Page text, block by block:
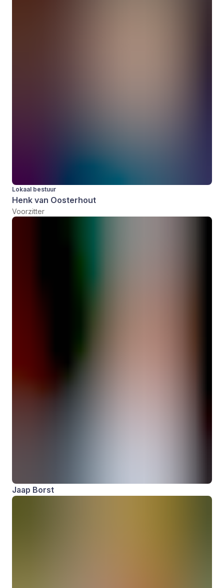
Lokaal bestuur
Henk van Oosterhout
Voorzitter
Jaap Borst